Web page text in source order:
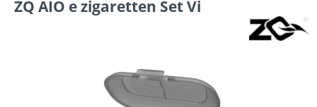
ZQ AIO e zigaretten Set Vi